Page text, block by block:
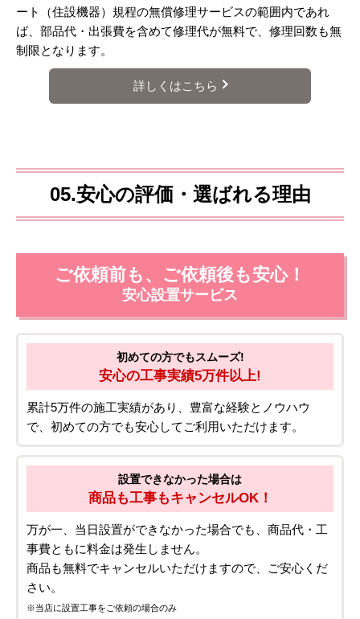
ート（住設機器）規程の無償修理サービスの範囲内であれ
ば、部品代・出張費を含めて修理代が無料で、修理回数も無
制限となります。
詳しくはこちら
05.安心の評価・選ばれる理由
ご依頼前も、ご依頼後も安心！
安心設置サービス
初めての方でもスムーズ!
安心の工事実績5万件以上!
累計5万件の施工実績があり、豊富な経験とノウハウ
で、初めての方でも安心してご利用いただけます。
設置できなかった場合は
商品も工事もキャンセルOK！
万が一、当日設置ができなかった場合でも、商品代・工
事費ともに料金は発生しません。
商品も無料でキャンセルいただけますので、ご安心くだ
さい。
※当店に設置工事をご依頼の場合のみ